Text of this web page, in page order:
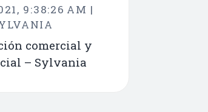
9:38:26 AM |
comercial y
– Sylvania